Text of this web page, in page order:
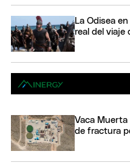
La Odisea
real del viaje
Vaca
de fractura